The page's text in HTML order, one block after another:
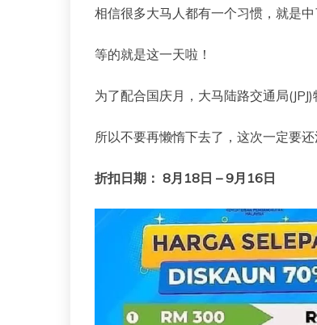
相信很多大马人都有一个习惯，就是
等的就是这一天啦！
为了配合国庆月，大马陆路交通局
所以不要再懒惰下去了，这次一定要
折扣日期： 8月18日 – 9月16日